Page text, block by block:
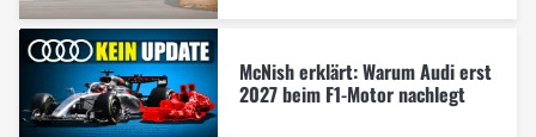
McNish erklärt: Warum Audi erst
2027 beim F1-Motor nachlegt